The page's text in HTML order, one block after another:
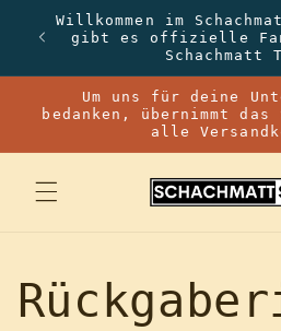
zum
Inhalt
Willkommen im
gibt es offizielle
Schachmatt
Um uns für deine
bedanken, übernimmt das
alle